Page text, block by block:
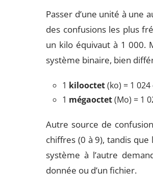
Passer d’une unité à une
des confusions les plus
un kilo équivaut à 1 000.
système binaire, bien
1 kilooctet(ko) = 1 024
1 mégaoctet(Mo) = 1
Autre source de
chiffres (0 à 9), tandis
système à l’autre
donnée ou d’un fichier.